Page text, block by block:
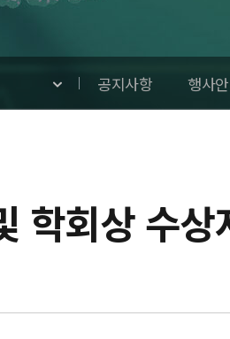
공지사항 행사
학회상 수상